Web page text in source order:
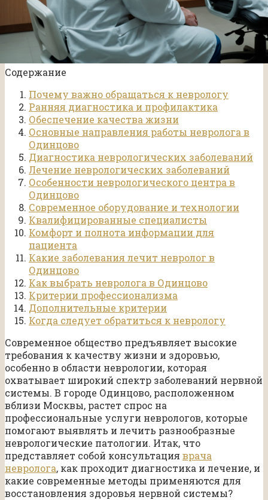
Содержание
Почему важно обращаться к неврологу
Ранняя диагностика и профилактика
Обеспечение качества жизни
Основные направления работы невролога в
Одинцово
Диагностика неврологических заболеваний
Лечение неврологических заболеваний
Особенности неврологического центра в
Одинцово
Современное оборудование и технологии
Квалифицированные специалисты
Комфорт и полнота информации для
пациента
Какие заболевания лечит невролог в
Одинцово
Как выбрать невролога в Одинцово
Критерии профессионализма
Дополнительные критерии
Когда следует обратиться к неврологу
Современное общество предъявляет высокие
требования к качеству жизни и здоровью,
особенно в области неврологии, которая
охватывает широкий спектр заболеваний нервной
системы. В городе Одинцово, расположенном
вблизи Москвы, растет спрос на
профессиональные услуги неврологов, которые
помогают выявлять и лечить разнообразные
неврологические патологии. Итак, что
представляет собой консультация врача
невролога, как проходит диагностика и лечение, и
какие современные методы применяются для
восстановления здоровья нервной системы?